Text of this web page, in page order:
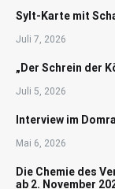
Sylt-Karte mit
Juli 7, 2026
„Der Schrein der
Juli 5, 2026
Interview im
Mai 6, 2026
Die Chemie des
ab 2. November